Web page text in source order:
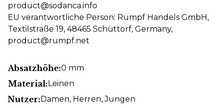
product@sodanca.info
EU verantwortliche Person: Rumpf Handels GmbH,
Textilstraße 19, 48465 Schüttorf, Germany,
product@rumpf.net
Absatzhöhe:0 mm
Material:Leinen
Nutzer:Damen, Herren, Jungen